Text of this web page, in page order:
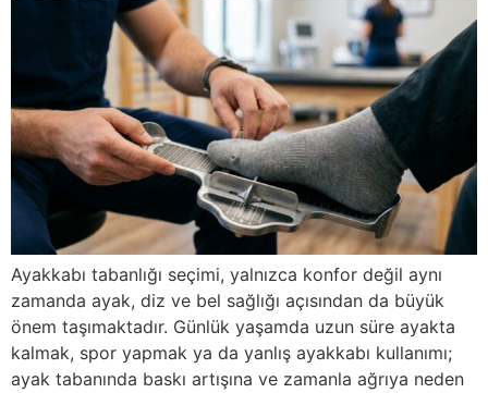
Ayakkabı tabanlığı seçimi, yalnızca konfor değil aynı
zamanda ayak, diz ve bel sağlığı açısından da büyük
önem taşımaktadır. Günlük yaşamda uzun süre ayakta
kalmak, spor yapmak ya da yanlış ayakkabı kullanımı;
ayak tabanında baskı artışına ve zamanla ağrıya neden